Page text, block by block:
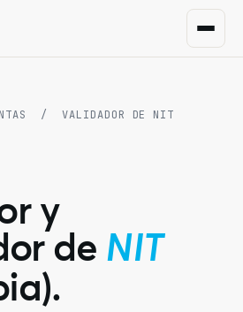
/ VALIDADOR DE NIT
y
de NIT